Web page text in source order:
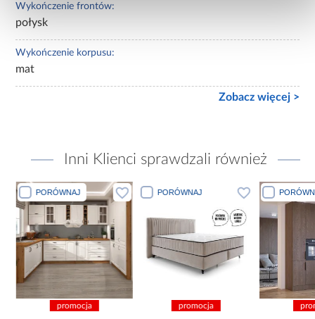
Wykończenie frontów:
połysk
Wykończenie korpusu:
mat
Zobacz więcej >
Inni Klienci sprawdzali również
PORÓWNAJ
promocja
PORÓWNAJ
promocja